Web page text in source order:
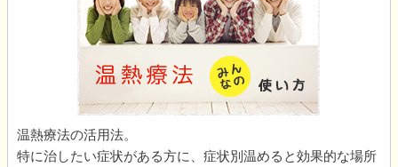
温熱療法の活用法。
特に治したい症状がある方に、症状別温めると効果的な場所